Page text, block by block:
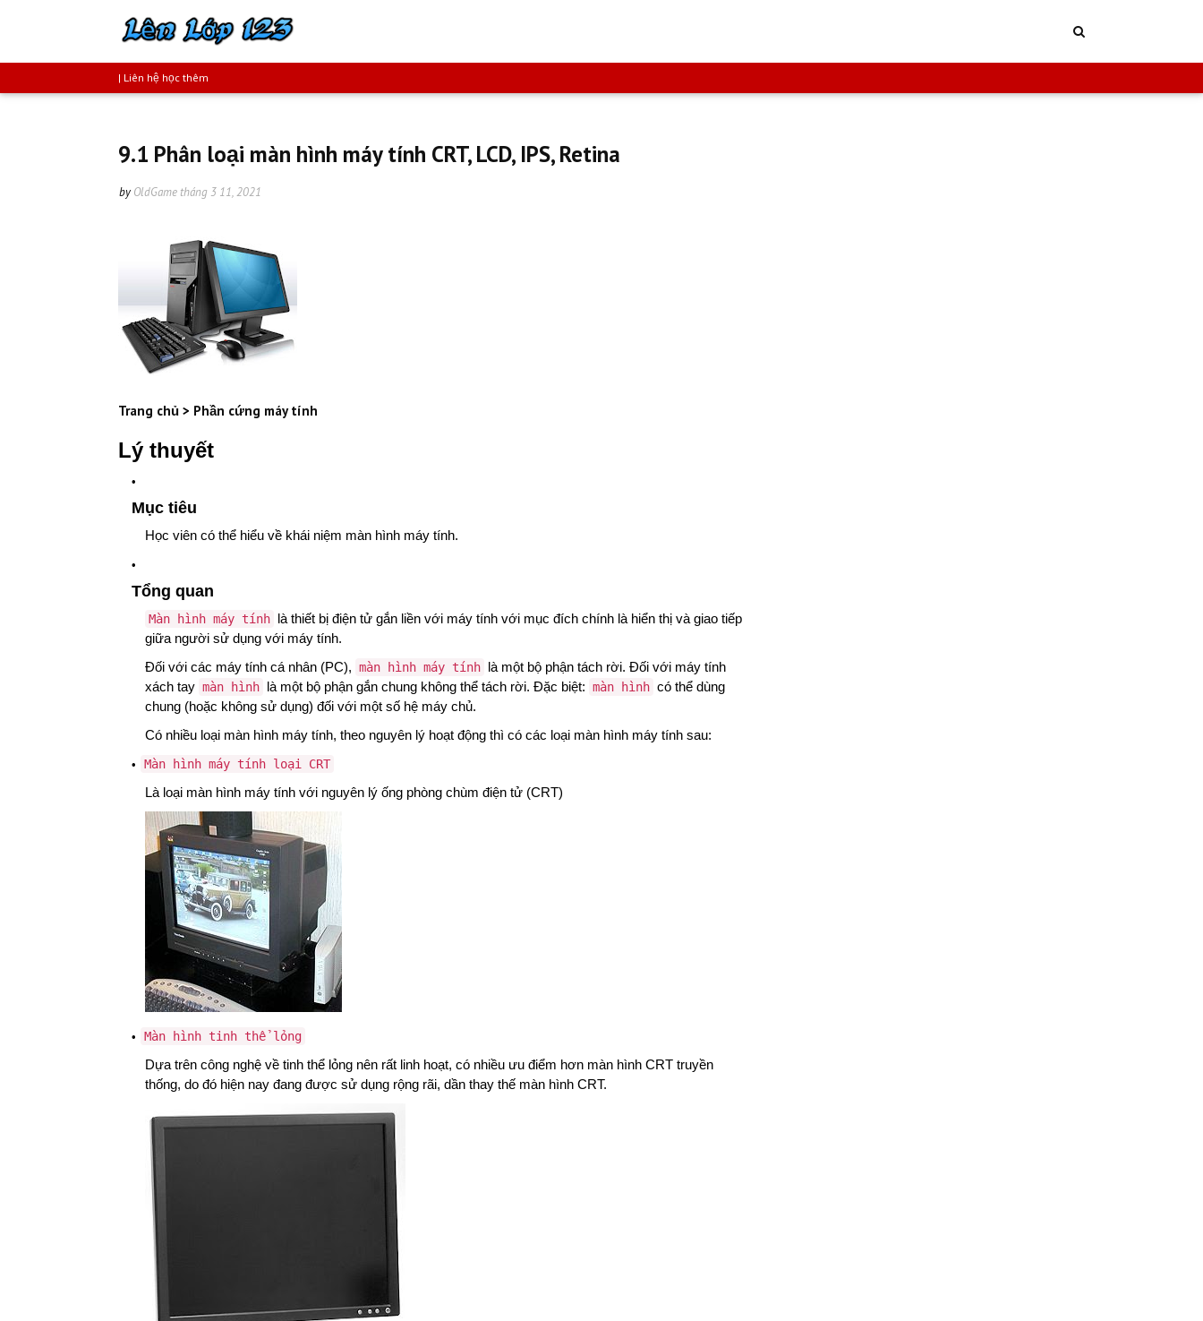
| Liên hệ học thêm
9.1 Phân loại màn hình máy tính CRT, LCD, IPS, Retina
by OldGame tháng 3 11, 2021
Trang chủ > Phần cứng máy tính
Lý thuyết
Mục tiêu
Học viên có thể hiểu về khái niệm màn hình máy tính.
Tổng quan
Màn hình máy tính là thiết bị điện tử gắn liền với máy tính với mục đích chính là hiển thị và giao tiếp
giữa người sử dụng với máy tính.
Đối với các máy tính cá nhân (PC), màn hình máy tính là một bộ phận tách rời. Đối với máy tính
xách tay màn hình là một bộ phận gắn chung không thể tách rời. Đặc biệt: màn hình có thể dùng
chung (hoặc không sử dụng) đối với một số hệ máy chủ.
Có nhiều loại màn hình máy tính, theo nguyên lý hoạt động thì có các loại màn hình máy tính sau:
Màn hình máy tính loại CRT
Là loại màn hình máy tính với nguyên lý ống phòng chùm điện tử (CRT)
Màn hình tinh thể lỏng
Dựa trên công nghệ về tinh thể lỏng nên rất linh hoạt, có nhiều ưu điểm hơn màn hình CRT truyền
thống, do đó hiện nay đang được sử dụng rộng rãi, dần thay thế màn hình CRT.